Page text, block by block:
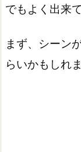
でもよく出来
まず、シーン
らいかもしれ